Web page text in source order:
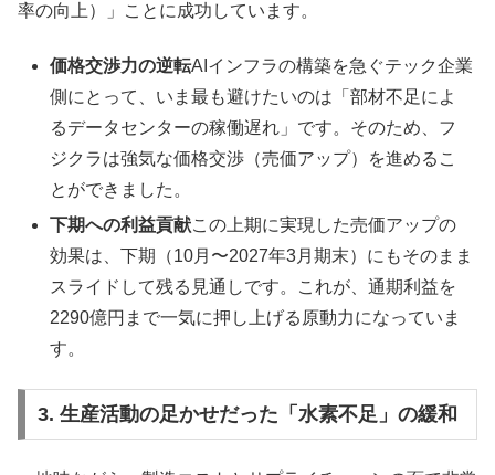
率の向上）」ことに成功しています。
価格交渉力の逆転AIインフラの構築を急ぐテック企業
側にとって、いま最も避けたいのは「部材不足によ
るデータセンターの稼働遅れ」です。そのため、フ
ジクラは強気な価格交渉（売価アップ）を進めるこ
とができました。
下期への利益貢献この上期に実現した売価アップの
効果は、下期（10月〜2027年3月期末）にもそのまま
スライドして残る見通しです。これが、通期利益を
2290億円まで一気に押し上げる原動力になっていま
す。
3. 生産活動の足かせだった「水素不足」の緩和